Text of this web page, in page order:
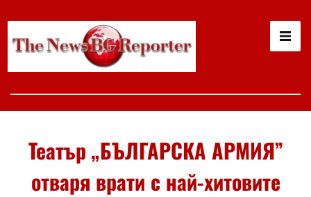
Театър „БЪЛГАРСКА АРМИЯ”
отваря врати с най-хитовите